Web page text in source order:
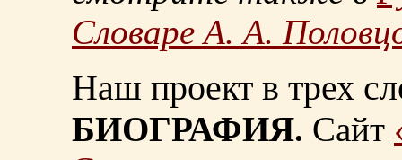
Словаре А. А.
Наш проект в трех
БИОГРАФИЯ. Сайт